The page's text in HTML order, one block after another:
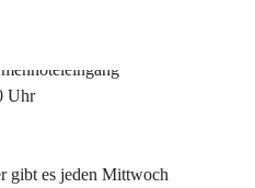
Uhr
gibt es jeden Mittwoch